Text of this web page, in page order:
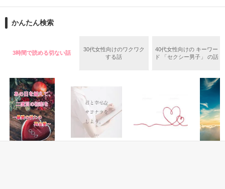
そちらを読んで頂かなくても物語に問題はありません。
2021.3.11　番外編公開しました。
ます。
と、番外編２本も書かせて頂きました。そちらもお楽しみいた
だければ嬉しいです。
⭐︎華麗なる結婚シリーズ⭐︎
Story1　身代わり婚の甘い誘惑　（身代わり婚）
Story2　もう一度恋をさせて（一夜の過ちで授かったら〜）
Story3　恋する政略結婚　（蜜月身ごもり婚）
「これは……現実？」
あの日の夢の続きなのか……夢なら早く覚めてほしい。
           元令嬢・守衛
滝脇　史菜
          Fumina Takiwaki
かんたん検索
3時間で読める切ない話
30代女性向けのワクワク
する話
40代女性向けの キーワー
ド 「セクシー男子」 の話